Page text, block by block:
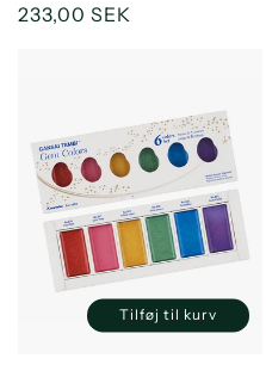
Normalpris
233,00 SEK
ReducerØg
Tilføj til kurv